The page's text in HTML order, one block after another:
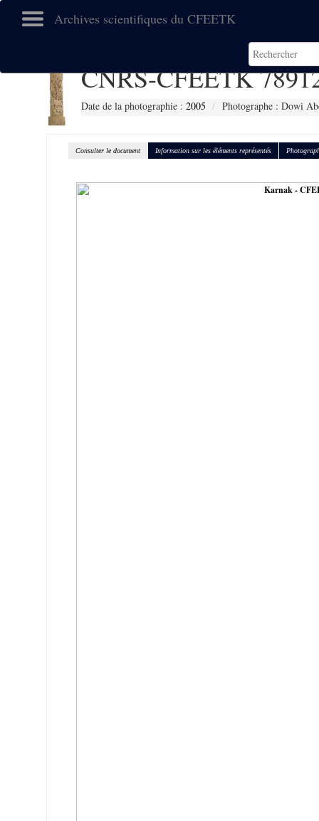
Archives scientifiques du CFEETK
CNRS-CFEETK
Date de la photographie : 2005 Photographe : Dowi
Consulter le document Information sur les éléments représentés